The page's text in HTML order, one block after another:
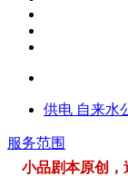
供电 自来水
服务范围
小品剧本原创